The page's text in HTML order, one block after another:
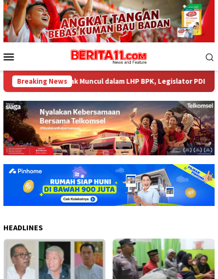
Loncat
ke
konten
Mobile
Breaking News
Miliar tak Muncul dalam LHP BPK, Legislator PDI
HEADLINES